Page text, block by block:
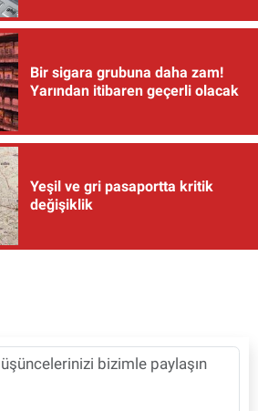
Bir sigara grubuna daha zam!
Yarından itibaren geçerli olacak
Yeşil ve gri pasaportta kritik
değişiklik